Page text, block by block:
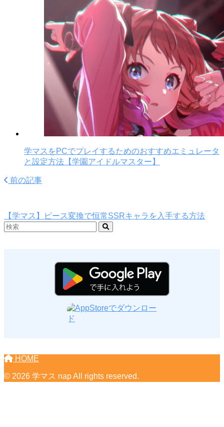
学マスをPCでプレイするためのおすすめエミュレータ
と設定方法【学園アイドルマスター】
前の記事
【学マス】ピース変換で恒常SSRキャラを入手する方法
HOME
© 2026 学マス nap All rights reserved.